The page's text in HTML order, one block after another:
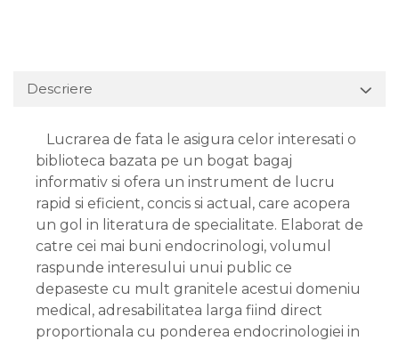
Descriere
Lucrarea de fata le asigura celor interesati o
biblioteca bazata pe un bogat bagaj
informativ si ofera un instrument de lucru
rapid si eficient, concis si actual, care acopera
un gol in literatura de specialitate. Elaborat de
catre cei mai buni endocrinologi, volumul
raspunde interesului unui public ce
depaseste cu mult granitele acestui domeniu
medical, adresabilitatea larga fiind direct
proportionala cu ponderea endocrinologiei in